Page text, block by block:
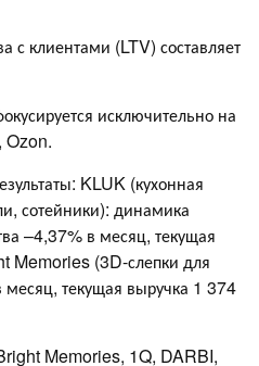
с клиентами (LTV) составляет
исключительно на
Ozon.
KLUK (кухонная
сотейники): динамика
–4,37% в месяц, текущая
Memories (3D-слепки для
месяц, текущая выручка 1 374
Memories, 1Q, DARBI,